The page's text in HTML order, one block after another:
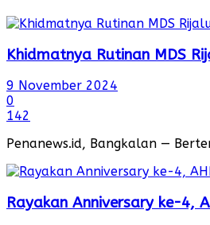
Khidmatnya Rutinan MDS
9 November 2024
0
142
Penanews.id, Bangkalan —
Rayakan Anniversary ke-4,